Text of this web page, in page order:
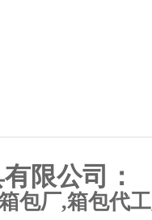
限公司：
包厂,箱包代